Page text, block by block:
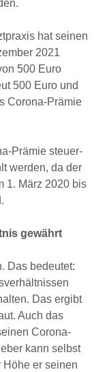
hat seinen
2021
500 Euro
500 Euro und
Corona-Prämie
Prämie steuer-
werden, da der
1. März 2020 bis
gewährt
Das bedeutet:
Das ergibt
Auch das
Corona-
kann selbst
er seinen